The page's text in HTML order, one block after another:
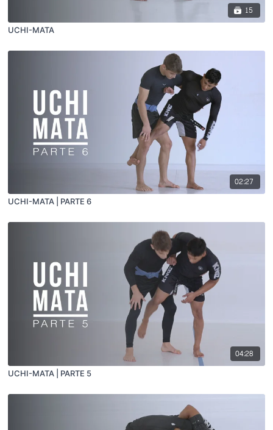
15
UCHI-MATA
02:27
UCHI-MATA | PARTE 6
04:28
UCHI-MATA | PARTE 5